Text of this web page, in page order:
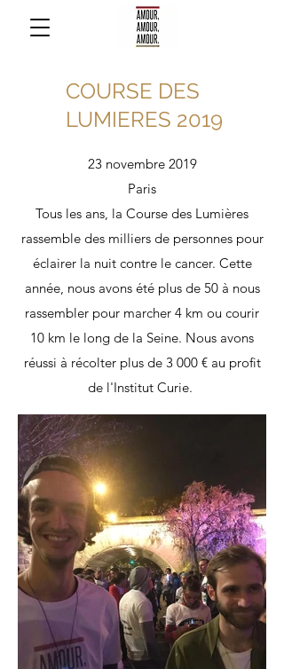
COURSE DES
LUMIERES 2019
23 novembre 2019
Paris
Tous les ans, la Course des Lumières
rassemble des milliers de personnes pour
éclairer la nuit contre le cancer. Cette
année, nous avons été plus de 50 à nous
rassembler pour marcher 4 km ou courir
10 km le long de la Seine. Nous avons
réussi à récolter plus de 3 000 € au profit
de l'Institut Curie.